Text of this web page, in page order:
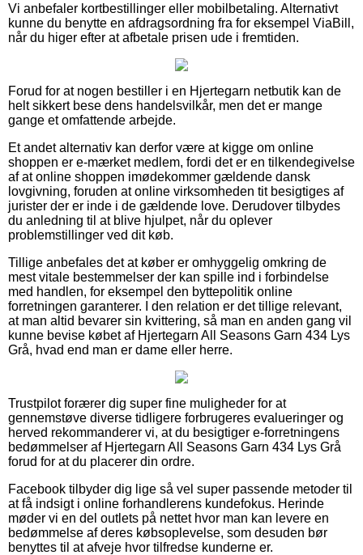
Vi anbefaler kortbestillinger eller mobilbetaling. Alternativt
kunne du benytte en afdragsordning fra for eksempel ViaBill,
når du higer efter at afbetale prisen ude i fremtiden.
Forud for at nogen bestiller i en Hjertegarn netbutik kan de
helt sikkert bese dens handelsvilkår, men det er mange
gange et omfattende arbejde.
Et andet alternativ kan derfor være at kigge om online
shoppen er e-mærket medlem, fordi det er en tilkendegivelse
af at online shoppen imødekommer gældende dansk
lovgivning, foruden at online virksomheden tit besigtiges af
jurister der er inde i de gældende love. Derudover tilbydes
du anledning til at blive hjulpet, når du oplever
problemstillinger ved dit køb.
Tillige anbefales det at køber er omhyggelig omkring de
mest vitale bestemmelser der kan spille ind i forbindelse
med handlen, for eksempel den byttepolitik online
forretningen garanterer. I den relation er det tillige relevant,
at man altid bevarer sin kvittering, så man en anden gang vil
kunne bevise købet af Hjertegarn All Seasons Garn 434 Lys
Grå, hvad end man er dame eller herre.
Trustpilot forærer dig super fine muligheder for at
gennemstøve diverse tidligere forbrugeres evalueringer og
herved rekommanderer vi, at du besigtiger e-forretningens
bedømmelser af Hjertegarn All Seasons Garn 434 Lys Grå
forud for at du placerer din ordre.
Facebook tilbyder dig lige så vel super passende metoder til
at få indsigt i online forhandlerens kundefokus. Herinde
møder vi en del outlets på nettet hvor man kan levere en
bedømmelse af deres købsoplevelse, som desuden bør
benyttes til at afveje hvor tilfredse kunderne er.